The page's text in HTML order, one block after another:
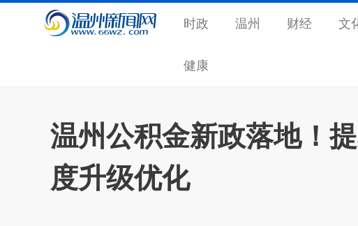
时政 温州 财经 文
健康
温州公积金新政落地！
度升级优化